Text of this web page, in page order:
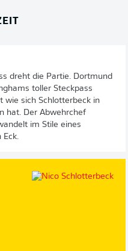
dreht die Partie. Dortmund
toller Steckpass
wie sich Schlotterbeck in
hat. Der Abwehrchef
im Stile eines
Eck.